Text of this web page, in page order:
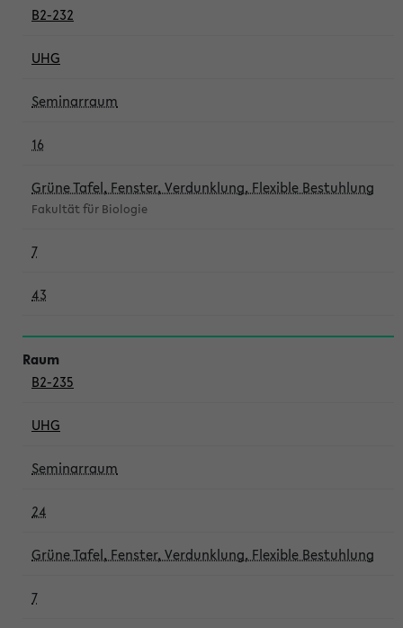
B2-232
UHG
Seminarraum
16
Grüne Tafel, Fenster, Verdunklung, Flexible Bestuhlung
Fakultät für Biologie
7
43
B2-235
UHG
Seminarraum
24
Grüne Tafel, Fenster, Verdunklung, Flexible Bestuhlung
7